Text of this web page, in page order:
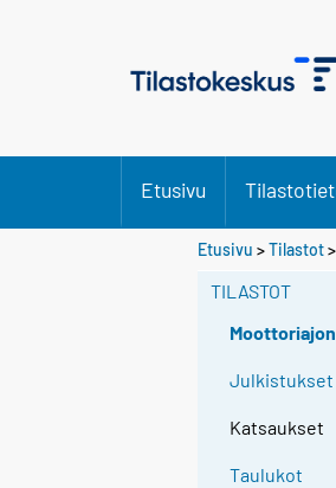
Etusivu
Etusivu >Tilastot>
TILASTOT
Julkistukset
Katsaukset
Taulukot